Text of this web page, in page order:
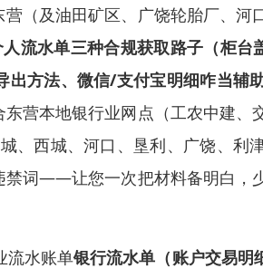
（及油田矿区、广饶轮胎厂、河
流水单三种合规获取路子（柜
方法、微信/支付宝明细咋当辅
东营本地银行业网点（工农中建、
、西城、河口、垦利、广饶、利
词——让您一次把材料备明白，
流水账单银行流水单（账户交易